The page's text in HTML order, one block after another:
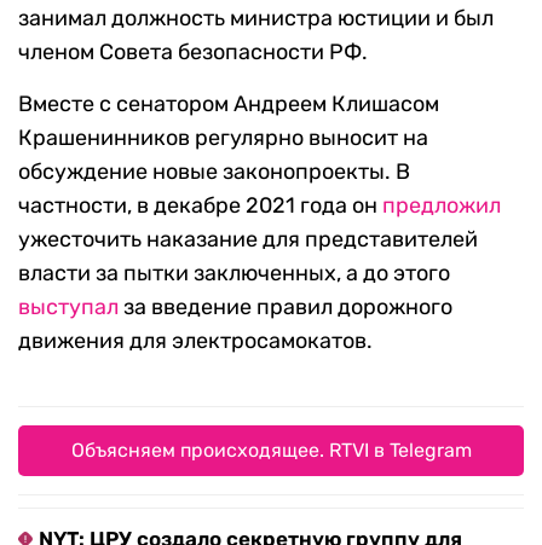
занимал должность министра юстиции и был
членом Совета безопасности РФ.
Вместе с сенатором Андреем Клишасом
Крашенинников регулярно выносит на
обсуждение новые законопроекты. В
частности, в декабре 2021 года он предложил
ужесточить наказание для представителей
власти за пытки заключенных, а до этого
выступал за введение правил дорожного
движения для электросамокатов.
Объясняем происходящее. RTVI в Telegram
NYT: ЦРУ создало секретную группу для